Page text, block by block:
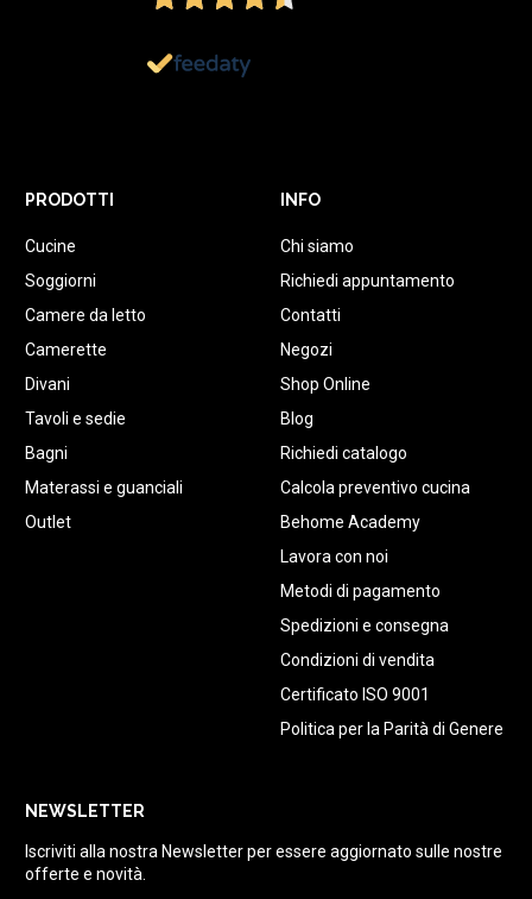
PRODOTTI
Cucine
Soggiorni
Camere da letto
Camerette
Divani
Tavoli e sedie
Bagni
Materassi e guanciali
Outlet
INFO
Chi siamo
Richiedi appuntamento
Contatti
Negozi
Shop Online
Blog
Richiedi catalogo
Calcola preventivo cucina
Behome Academy
Lavora con noi
Metodi di pagamento
Spedizioni e consegna
Condizioni di vendita
Certificato ISO 9001
Politica per la Parità di Genere
NEWSLETTER
Iscriviti alla nostra Newsletter per essere aggiornato sulle nostre
offerte e novità.